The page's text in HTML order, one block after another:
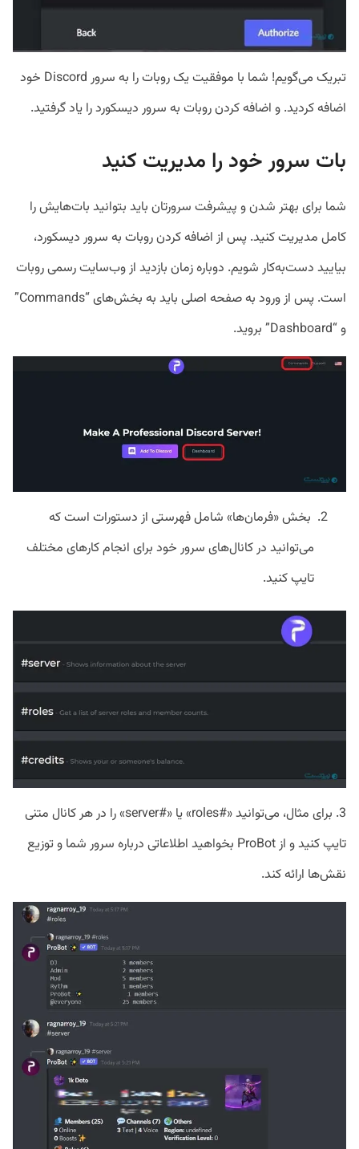
تبریک می‌گویم! شما با موفقیت یک روبات را به سرور Discord خود
اضافه کردید. و اضافه‌ کردن روبات به سرور‌ دیسکورد را یاد گرفتید.
بات سرور خود را مدیریت کنید
شما برای بهتر شدن و پیشرفت سرورتان باید بتوانید بات‌هایش را
کامل مدیریت کنید. پس از اضافه کردن روبات به سرور دیسکورد،
بیایید دست‌به‌کار شویم. دوباره زمان بازدید از وب‌سایت رسمی روبات
است. پس از ورود به صفحه اصلی باید به بخش‌های “Commands”
و “Dashboard” بروید.
بخش «فرمان‌ها» شامل فهرستی از دستورات است که
می‌توانید در کانال‌های سرور خود برای انجام کارهای مختلف
تایپ کنید.
3. برای مثال، می‌توانید «#roles» یا «#server» را در هر کانال متنی
تایپ کنید و از ProBot بخواهید اطلاعاتی درباره سرور شما و توزیع
نقش‌ها ارائه کند.